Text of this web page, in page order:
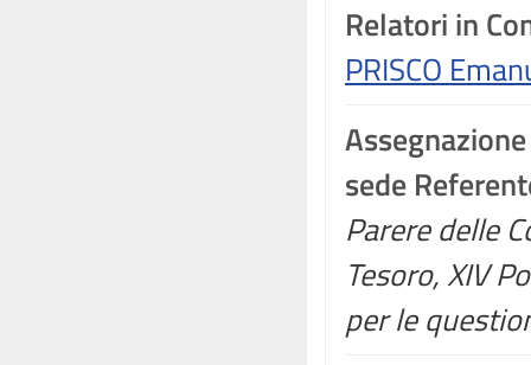
Relatori in
PRISCO
Assegnazione
sede
Parere delle
Tesoro, XIV
per le